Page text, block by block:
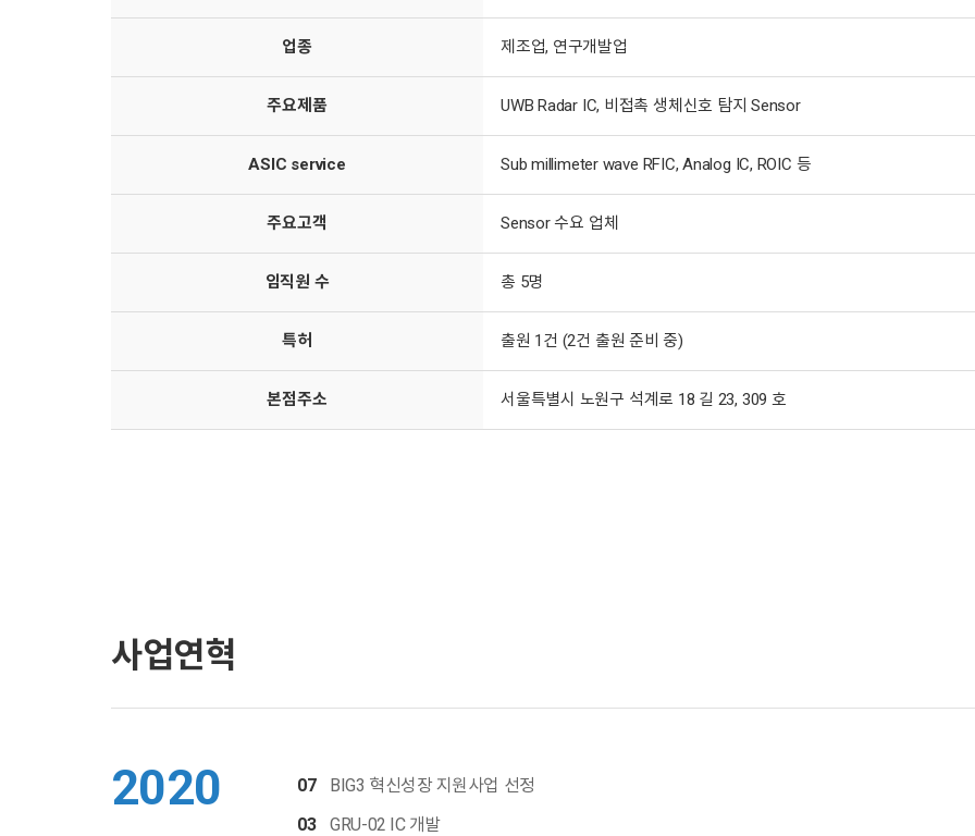
업종 제조업, 연구개발업
주요제품 UWB Radar IC, 비접촉 생체신호 탐지 Sensor
ASIC service Sub millimeter wave RFIC, Analog IC, ROIC 등
주요고객 Sensor 수요 업체
임직원 수 총 5명
특허 출원 1건 (2건 출원 준비 중)
본점주소 서울특별시 노원구 석계로 18 길 23, 309 호
사업연혁
2020 07
BIG3 혁신성장 지원사업 선정
03
GRU-02 IC 개발